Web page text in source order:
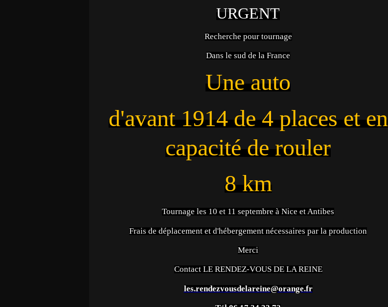
URGENT
Recherche pour tournage
Dans le sud de la France
Une auto
d'avant 1914 de 4 places et en
capacité de rouler
8 km
Tournage les 10 et 11 septembre à Nice et Antibes
Frais de déplacement et d'hébergement nécessaires par la production
Merci
Contact LE RENDEZ-VOUS DE LA REINE
les.rendezvousdelareine@orange.fr